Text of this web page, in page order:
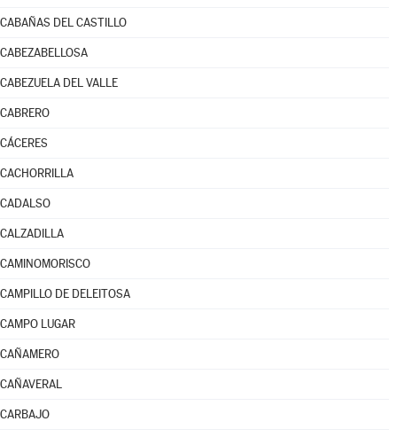
CABAÑAS DEL CASTILLO
CABEZABELLOSA
CABEZUELA DEL VALLE
CABRERO
CÁCERES
CACHORRILLA
CADALSO
CALZADILLA
CAMINOMORISCO
CAMPILLO DE DELEITOSA
CAMPO LUGAR
CAÑAMERO
CAÑAVERAL
CARBAJO